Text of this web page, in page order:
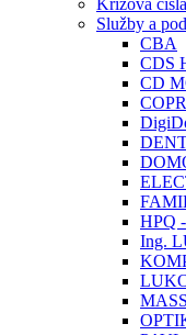
Krizová čísla
Služby a
CBA
CDS
CD
HPQ
Ing.